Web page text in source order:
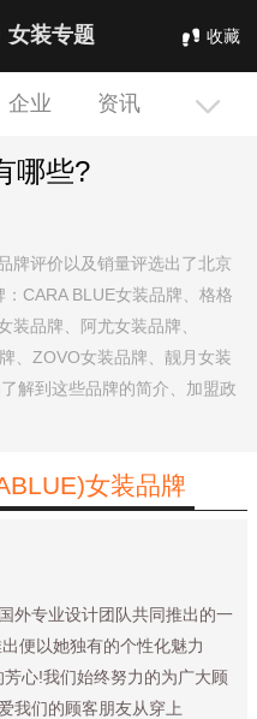
女装专题 收藏
企业 资讯 
企业 资讯 商机
哪些?
牌评价以及销量评选出了北京
CARA BLUE女装品牌、格格
装品牌、阿尤女装品牌、
、ZOVO女装品牌、靓月女装
解到这些品牌的简介、加盟政
女装品牌
专业设计团队共同推出的一
便以她独有的个性化魅力
心!我们始终努力的为广大顾
我们的顾客朋友从穿上